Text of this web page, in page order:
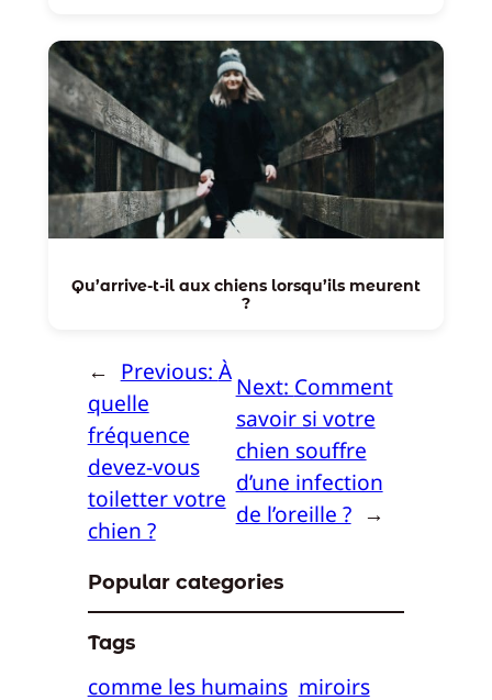
Qu’arrive-t-il aux chiens lorsqu’ils meurent
?
← Previous: À
quelle
fréquence
devez-vous
toiletter votre
chien ?
Next: Comment
savoir si votre
chien souffre
d’une infection
de l’oreille ? →
Popular categories
Tags
comme les humains miroirs